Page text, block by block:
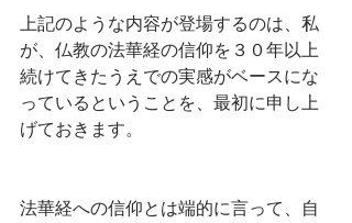
上記のような内容が登場するのは、私
が、仏教の法華経の信仰を３０年以上
続けてきたうえでの実感がベースにな
っているということを、最初に申し上
げておきます。
法華経への信仰とは端的に言って、自